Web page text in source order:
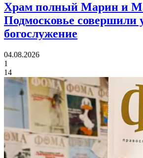
Храм полный Марин и
Подмосковье совершили
богослужение
04.08.2026
1
14